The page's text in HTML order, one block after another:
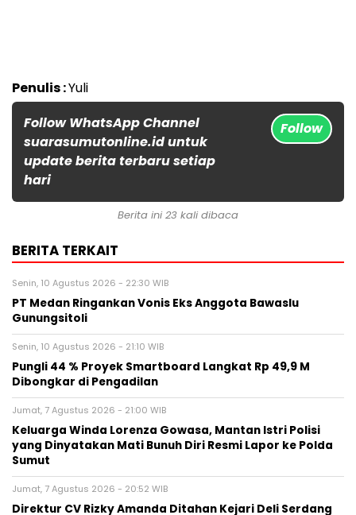
Penulis :Yuli
Follow WhatsApp Channel
suarasumutonline.id untuk
update berita terbaru setiap
hari
Follow
Berita ini 23 kali dibaca
BERITA TERKAIT
Senin, 10 Agustus 2026 - 22:30 WIB
PT Medan Ringankan Vonis Eks Anggota Bawaslu
Gunungsitoli
Senin, 10 Agustus 2026 - 21:10 WIB
Pungli 44 % Proyek Smartboard Langkat Rp 49,9 M
Dibongkar di Pengadilan
Jumat, 7 Agustus 2026 - 21:00 WIB
Keluarga Winda Lorenza Gowasa, Mantan Istri Polisi
yang Dinyatakan Mati Bunuh Diri Resmi Lapor ke Polda
Sumut
Jumat, 7 Agustus 2026 - 20:52 WIB
Direktur CV Rizky Amanda Ditahan Kejari Deli Serdang